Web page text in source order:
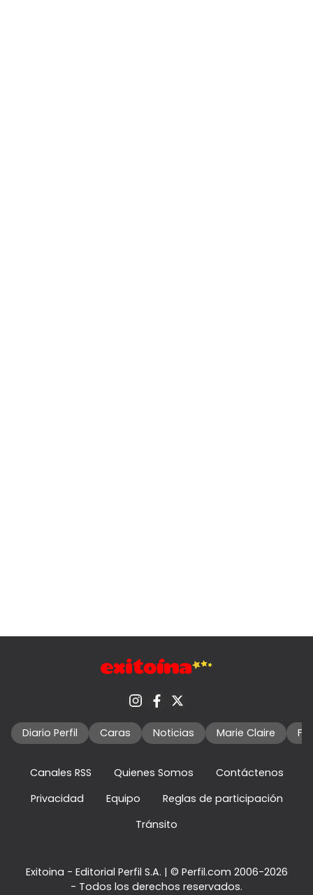
Diario Perfil Caras Noticias Marie Claire
Canales RSS Quienes Somos
Contáctenos
Privacidad
Equipo
Reglas de participación
Tránsito
Exitoina - Editorial Perfil S.A. | © Perfil.com 2006-2026
- Todos los derechos reservados.